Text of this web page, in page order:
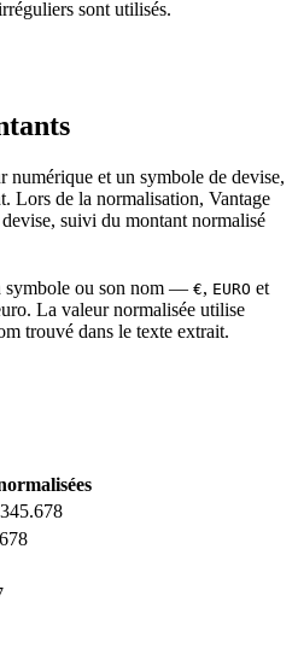
sont utilisés.
numérique et un symbole de devise,
Lors de la normalisation, Vantage
suivi du montant normalisé
symbole ou son nom — €, EURO et
La valeur normalisée utilise
trouvé dans le texte extrait.